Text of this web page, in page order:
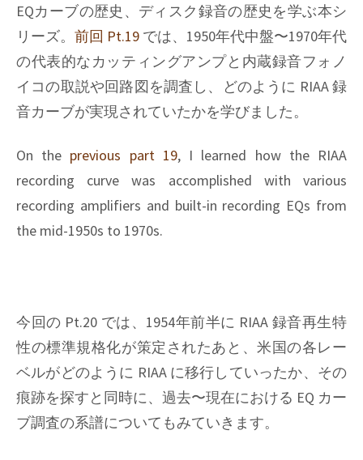
curves,
Pt.
21
EQカーブの歴史、ディスク録音の歴史を学ぶ本シ
リーズ。 前回 Pt.19 では、1950年代中盤〜1970年代
の代表的なカッティングアンプと内蔵録音フォノ
イコの取説や回路図を調査し、どのように RIAA 録
音カーブが実現されていたかを学びました。
On the previous part 19, I learned how the RIAA
recording curve was accomplished with various
recording amplifiers and built-in recording EQs from
the mid-1950s to 1970s.
今回の Pt.20 では、1954年前半に RIAA 録音再生特
性の標準規格化が策定されたあと、米国の各レー
ベルがどのように RIAA に移行していったか、その
痕跡を探すと同時に、過去〜現在における EQ カー
ブ調査の系譜についてもみていきます。